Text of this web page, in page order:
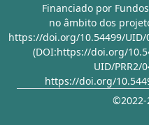
Financiado por
no âmbito dos
https://doi.org/10.54499/UID/
(DOI:https://doi.org/
UID/PRR2/
https://doi.org/
©2022-